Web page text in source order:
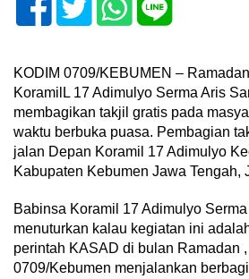
KODIM 0709/KEBUMEN –
KoramilL 17 Adimulyo Serma Aris
membagikan takjil gratis pada
waktu berbuka puasa. Pembagian
jalan Depan Koramil 17 Adimulyo
Kabupaten Kebumen Jawa Tengah,
Babinsa Koramil 17 Adimulyo
menuturkan kalau kegiatan ini
perintah KASAD di bulan Ramadan
0709/Kebumen menjalankan